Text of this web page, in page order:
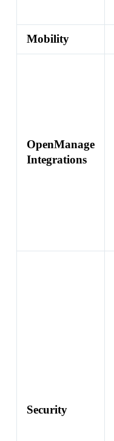
Mobility
OpenManage
Integrations
Security